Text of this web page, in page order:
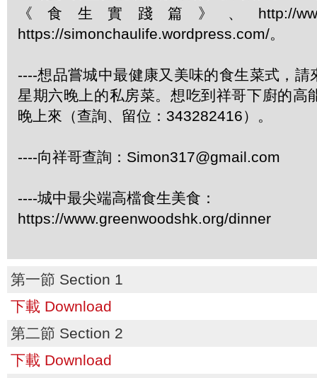
《食生實踐篇》、http://
https://simonchaulife.wordpress.com/。
----想品嘗城中最健康又美味的食生菜式，
星期六晚上的私房菜。想吃到祥哥下廚的高
晚上來（查詢、留位：343282416）。
----向祥哥查詢：Simon317@gmail.com
----城中最尖端高檔食生美食：
https://www.greenwoodshk.org/dinner
第一節 Section 1
下載 Download
第二節 Section 2
下載 Download